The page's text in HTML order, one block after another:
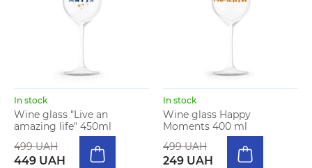
In stock
Wine glass "Live an
amazing life" 450ml
499 UAH
449 UAH
In stock
Wine glass Happy
Moments 400 ml
499 UAH
249 UAH